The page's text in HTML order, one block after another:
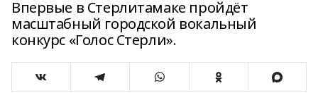
Впервые в Стерлитамаке пройдёт
масштабный городской вокальный
конкурс «Голос Стерли».